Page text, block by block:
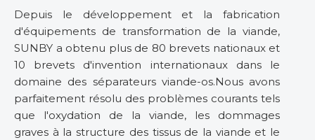
Depuis le développement et la fabrication
d'équipements de transformation de la viande,
SUNBY a obtenu plus de 80 brevets nationaux et
10 brevets d'invention internationaux dans le
domaine des séparateurs viande-os.Nous avons
parfaitement résolu des problèmes courants tels
que l'oxydation de la viande, les dommages
graves à la structure des tissus de la viande et le